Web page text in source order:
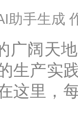
助手生成
广阔天
生产实
里，每